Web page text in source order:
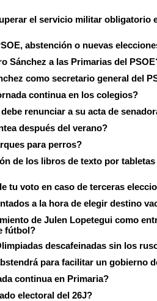
el servicio militar obligatorio
abstención o nuevas
Sánchez a las Primarias del
como secretario general del
continua en los colegios?
renunciar a su acta de
después del verano?
para perros?
de los libros de texto por tabletas
tu voto en caso de terceras
a la hora de elegir destino
de Julen Lopetegui como
fútbol?
descafeinadas sin los
para facilitar un gobierno
continua en Primaria?
electoral del 26J?